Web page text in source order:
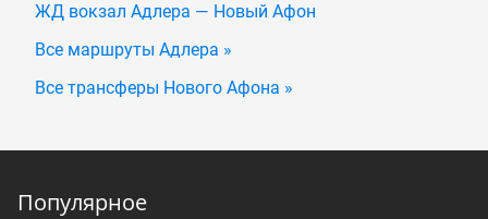
ЖД вокзал Адлера — Новый Афон
Все маршруты Адлера »
Все трансферы Нового Афона »
Популярное